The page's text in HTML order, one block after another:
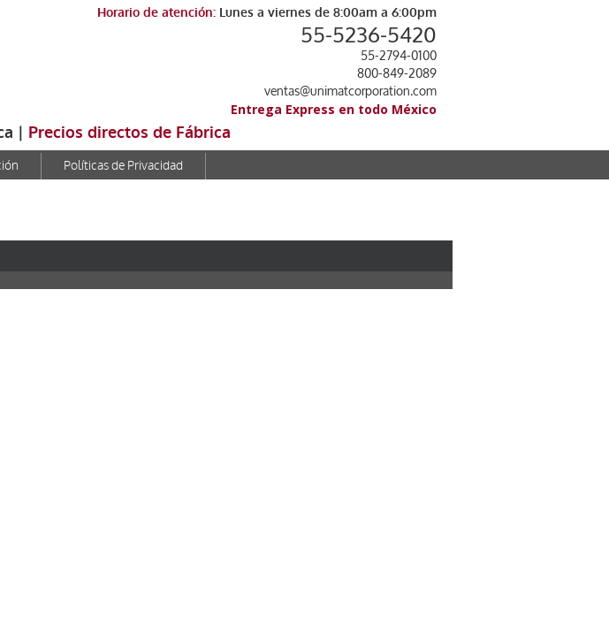
Horario de atención: Lunes a viernes de 8:00am a 6:00pm
55-5236-5420
55-2794-0100
800-849-2089
ventas@unimatcorporation.com
Entrega Express en todo México
| Precios directos de Fábrica
Políticas de Privacidad